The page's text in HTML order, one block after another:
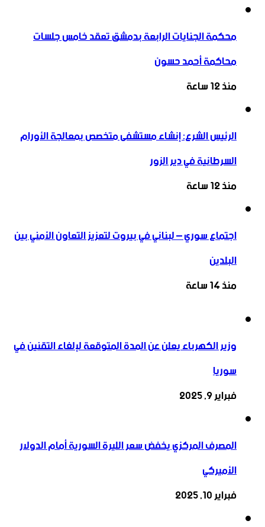
محكمة الجنايات الرابعة بدمشق تعقد خامس جلسات
محاكمة أحمد حسون
منذ 12 ساعة
الرئيس الشرع: إنشاء ‌‏مستشفى متخصص بمعالجة الأورام
السرطانية في دير الزور
منذ 12 ساعة
اجتماع سوري – لبناني في بيروت لتعزيز التعاون ‏الأمني ‏بين
البلدين
منذ 14 ساعة
وزير الكهرباء يعلن عن المدة المتوقعة لإلغاء التقنين في
سوريا
فبراير 9, 2025
المصرف المركزي يخفض سعر الليرة السورية أمام الدولار
الأميركي
فبراير 10, 2025